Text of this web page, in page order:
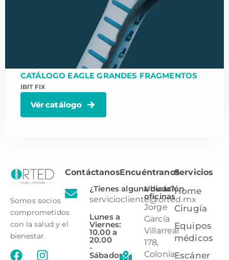
CATÁLOGO EAGLE GRANDES FRAGMENTOS
IBIT FIX
Vér catálogo
Somos socios
comprometidos
con la salud y el
bienestar.
Contáctanos
¿Tienes alguna duda?
serviciocliente@orted.mx
Lunes a
Viernes:
10.00 a
20.00
-
Sábados:
Encuéntranos
Ubicación
oficinas
Jorge
García
Villarreal
178,
Colonia
Servicios
Home
Cirugía
Equipos
médicos
Escáner